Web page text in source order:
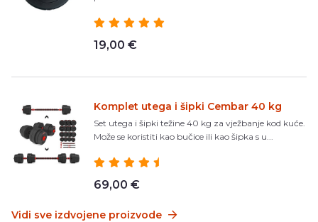
19,00 €
Komplet utega i šipki Cembar 40 kg
Set utega i šipki težine 40 kg za vježbanje kod kuće.
Može se koristiti kao bučice ili kao šipka s u...
69,00 €
Vidi sve izdvojene proizvode